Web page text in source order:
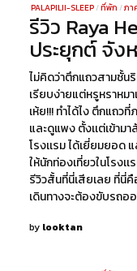
PALAPILII-SLEEP /ที่พัก /ภา
รีวิว Raya
ประยุกต์ จัง
ไม่คิดว่าตึกแถวสามชั้น
เรียบง่ายแต่หรูหราหม
เห้ย!!! ทำได้ไง ตึกแถ
และดูแพง ตั้งเเต่เข้า
โรงเเรม ได้เยี่ยมยอด
ให้นักท่องเที่ยวในโรง
รีวิวสั้นที่นี่เสียเลย ที่นี่คื
เดินทางจะต้องขับรถอ
by looktan